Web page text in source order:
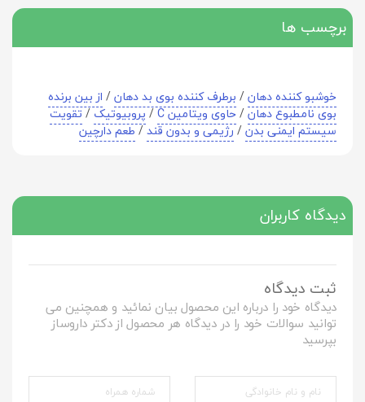
برچسب ها
خوشبو کننده دهان/ برطرف کننده بوی بد دهان/ از بین برنده
بوی نامطبوع دهان/حاوی ویتامین C /پروبیوتیک/تقویت
سیستم ایمنی بدن/ رژیمی و بدون قند/طعم دارچین
دیدگاه کاربران
ثبت دیدگاه
دیدگاه خود را درباره این محصول بیان نمائید و همچنین می
توانید سوالات خود را در دیدگاه هر محصول از دکتر داروساز
بپرسید